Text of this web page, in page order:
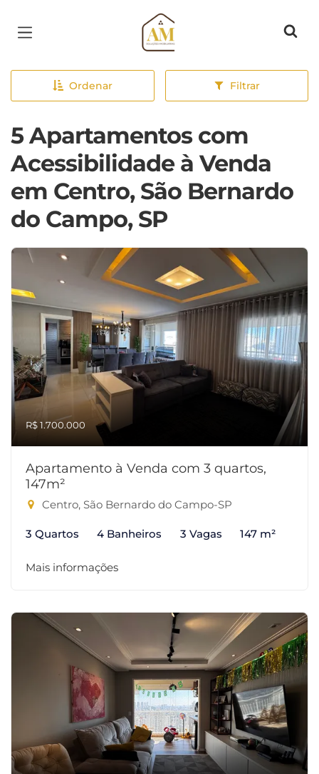
Página inicial
Ordenar Filtrar
5 Apartamentos com
Acessibilidade à Venda
em Centro, São Bernardo
do Campo, SP
R$ 1.700.000
Apartamento à Venda com 3 quartos,
147m²
Centro, São Bernardo do Campo-SP
3 Quartos 4 Banheiros 3 Vagas 147 m²
Mais informações